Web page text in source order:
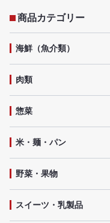
商品カテゴリー
海鮮（魚介類）
肉類
惣菜
米・麺・パン
野菜・果物
スイーツ・乳製品